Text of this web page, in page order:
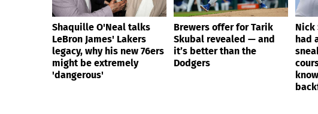
Shaquille O'Neal talks
LeBron James' Lakers
legacy, why his new 76ers
might be extremely
'dangerous'
Brewers offer for Tarik
Skubal revealed — and
it’s better than the
Dodgers
Nick
had